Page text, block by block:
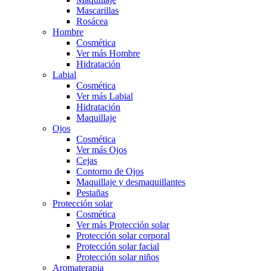
Mascarillas
Rosácea
Hombre
Cosmética
Ver más Hombre
Hidratación
Labial
Cosmética
Ver más Labial
Hidratación
Maquillaje
Ojos
Cosmética
Ver más Ojos
Cejas
Contorno de Ojos
Maquillaje y desmaquillantes
Pestañas
Protección solar
Cosmética
Ver más Protección solar
Protección solar corporal
Protección solar facial
Protección solar niños
Aromaterapia